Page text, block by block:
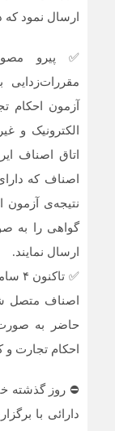
ارسال نمود که
✅ پیرو
آزمون
الکترونیک و
اصناف که
نتیجه‌ی آزمون
گواهی را به
ارسال نمایند.
✅
حاضر به
احکام تجارت
⛔ روز گذشته
دارائی با